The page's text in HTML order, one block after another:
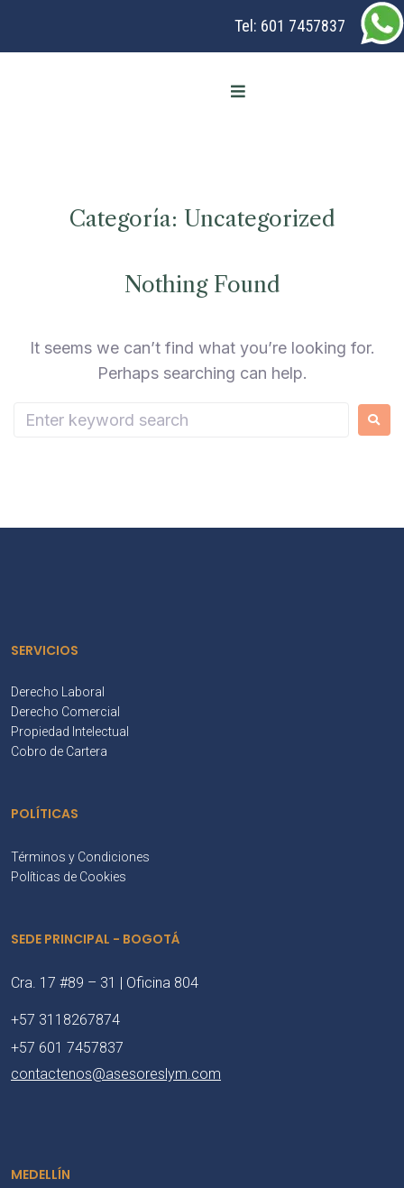
Tel: 601 7457837
Categoría: Uncategorized
Nothing Found
It seems we can’t find what you’re looking for.
Perhaps searching can help.
SERVICIOS
Derecho Laboral
Derecho Comercial
Propiedad Intelectual
Cobro de Cartera
POLÍTICAS
Términos y Condiciones
Políticas de Cookies
SEDE PRINCIPAL - BOGOTÁ
Cra. 17 #89 – 31 | Oficina 804
+57 3118267874
+57 601 7457837
contactenos@asesoreslym.com
MEDELLÍN